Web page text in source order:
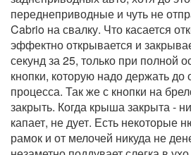
переднеприводные и чуть не
Cabrio на свалку. Что касается
эффектно открывается и
секунд за 25, только при полной
кнопки, которую надо держать до
процесса. Так же с кнопки на
закрыть. Когда крыша закрыта -
капает, не дует. Есть некоторые
рамок и от мелочей никуда не